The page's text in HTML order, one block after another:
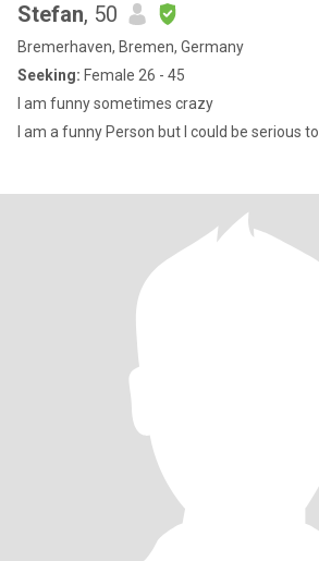
Stefan, 50
Bremerhaven, Bremen, Germany
Seeking: Female 26 - 45
I am funny sometimes crazy
I am a funny Person but I could be serious to